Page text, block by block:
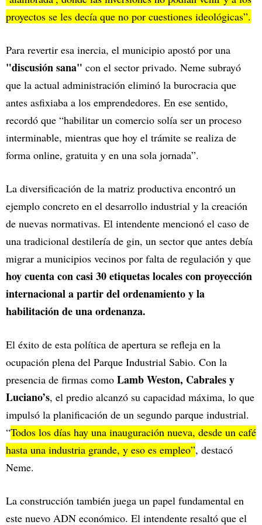
proyectos se les decía que no por cuestiones ideológicas”.
Para revertir esa inercia, el municipio apostó por una
"discusión sana" con el sector privado. Neme subrayó
que la actual administración eliminó la burocracia que
antes asfixiaba a los emprendedores. En ese sentido,
recordó que “habilitar un comercio solía ser un proceso
interminable, mientras que hoy el trámite se realiza de
forma online, gratuita y en una sola jornada”.
La diversificación de la matriz productiva encontró un
ejemplo concreto en el desarrollo industrial y la creación
de nuevas normativas. El intendente mencionó el caso de
una tradicional destilería de gin, un sector que antes debía
migrar a municipios vecinos por falta de regulación y que
hoy cuenta con casi 30 etiquetas locales con proyección
internacional a partir del ordenamiento y la
habilitación de una ordenanza.
El éxito de esta política de apertura se refleja en la
ocupación plena del Parque Industrial Sabio. Con la
presencia de firmas como Lamb Weston, Cabrales y
Luciano’s, el predio alcanzó su capacidad máxima, lo que
impulsó la planificación de un segundo parque industrial.
“Todos los días hay una inauguración nueva, desde un café
hasta una industria grande, y eso es empleo”, destacó
Neme.
La construcción también juega un papel fundamental en
este nuevo ADN económico. El intendente resaltó que el